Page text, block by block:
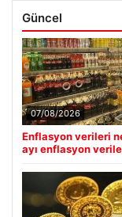
Güncel
07/08/2026
Enflasyon verileri
ayı enflasyon